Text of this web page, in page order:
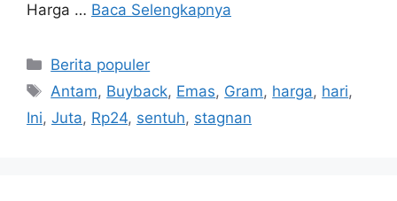
Harga … Baca Selengkapnya
Kategori
Berita populer
Tag
Antam, Buyback, Emas, Gram, harga, hari,
Ini, Juta, Rp24, sentuh, stagnan